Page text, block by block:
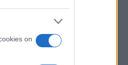
on
I nostri cari